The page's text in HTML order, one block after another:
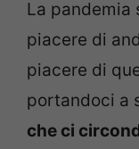
La pandemia
piacere di
piacere di
portandoci a
che ci